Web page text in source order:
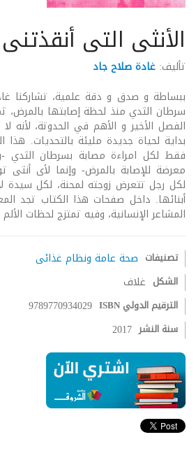
الأنثى التى أنقذتنى
تأليف: غادة صلاح جاد
ببساطة و صدق و دقة علمية، تشاركنا
سرطان الثدي منذ لحظة إصابتها بالمرض،
الفصل الأخير و الأهم في الحدوتة، لأنه
بداية لحياة جديدة مليئة بالتحديات.
معرضة للإصابة بالمرض- وإنما لأى أنثى
لكل رجل تتعرض زوجته لمحنة، لكل
أبنائها. داخل صفحات هذا الكتاب تجد
المشاعر الإنسانية، وفيه تمتزج لحظات
تصنيفات صحة عامة ونظام غذائى
الشكل غلاف
الترقيم الدولي ISBN 9789770934029
سنة النشر 2017